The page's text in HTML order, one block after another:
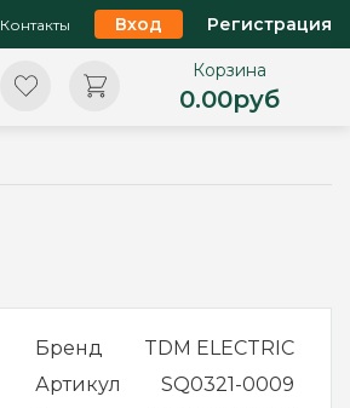
Контакты Вход Регистрация
Корзина
0.00руб
Бренд
TDM ELECTRIC
Артикул
SQ0321-0009